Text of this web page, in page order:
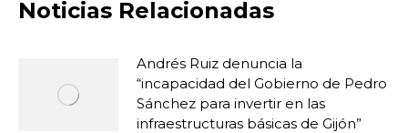
Noticias Relacionadas
Andrés Ruiz denuncia la
“incapacidad del Gobierno de Pedro
Sánchez para invertir en las
infraestructuras básicas de Gijón”